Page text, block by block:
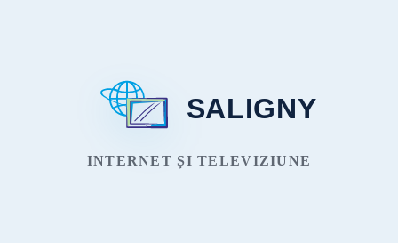
SALIGNY
INTERNET ȘI TELEVIZIUNE